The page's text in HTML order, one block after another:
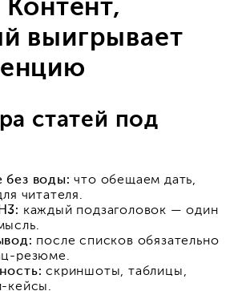
выигрывает
статей под
без воды: что обещаем дать,
читателя.
каждый подзаголовок — один
после списков обязательно
резюме.
скриншоты, таблицы,
кейсы.